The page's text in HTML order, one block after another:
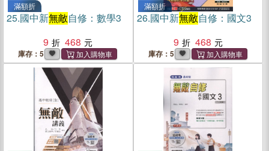
滿額折
25.國中新無敵自修：數學3
9
468
庫存：5
滿額折
26.國中新無敵自修：國文3
9
468
庫存：5